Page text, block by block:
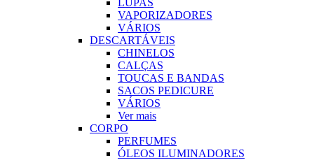
VAPORIZADORES
VÁRIOS
DESCARTÁVEIS
CHINELOS
CALÇAS
TOUCAS E BANDAS
SACOS PEDICURE
VÁRIOS
Ver mais
CORPO
PERFUMES
ÓLEOS ILUMINADORES